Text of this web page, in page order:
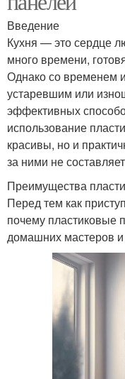
Введение
Кухня — это сердце
много времени,
Однако со временем
устаревшим или
эффективных
использование
красивы, но и
за ними не
Преимущества
Перед тем как
почему пластиковые
домашних мастеров